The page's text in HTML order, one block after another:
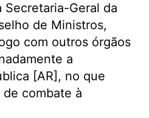
Secretaria-Geral da
de Ministros,
com outros órgãos
a
[AR], no que
combate à